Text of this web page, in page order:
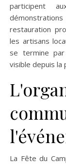
participent
restauration
les artisans
se termine par
visible depuis la
La Fête du